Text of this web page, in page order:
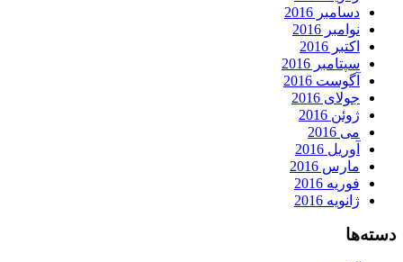
دسامبر 2016
نوامبر 2016
اکتبر 2016
سپتامبر 2016
آگوست 2016
جولای 2016
ژوئن 2016
می 2016
آوریل 2016
مارس 2016
فوریه 2016
ژانویه 2016
دسته‌ها